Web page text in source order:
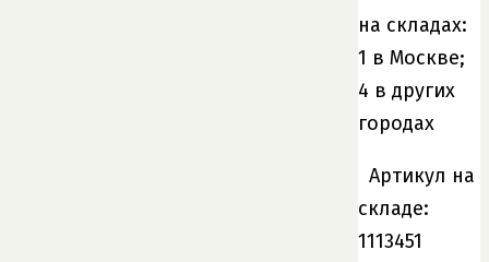
на складах:
1 в Москве;
4 в других
городах
Артикул на
складе:
1113451